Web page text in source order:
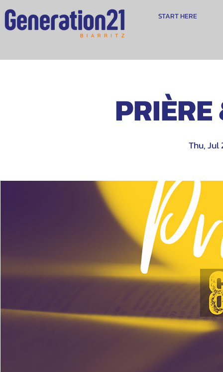
START HERE
Thu, Jul